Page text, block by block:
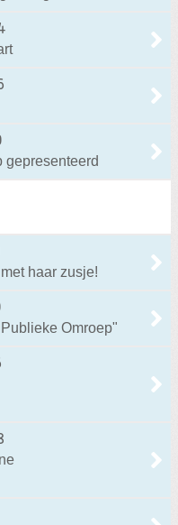
gepresenteerd
haar zusje!
Omroep"